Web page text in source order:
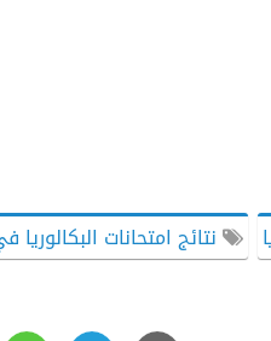
نتائج امتحانات البكالوريا في